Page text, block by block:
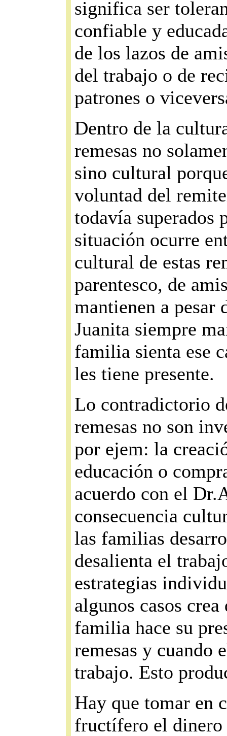
significa ser
confiable y
de los lazos de
del trabajo o de
patrones o
Dentro de la
remesas no
sino cultural
voluntad del
todavía superados
situación ocurre
cultural de estas
parentesco, de
mantienen a pesar
Juanita siempre
familia sienta ese
les tiene presente.
Lo contradictorio
remesas no son
por ejem: la
educación o
acuerdo con el
consecuencia
las familias
desalienta el
estrategias
algunos casos
familia hace su
remesas y cuando
trabajo. Esto
Hay que tomar en
fructífero el dinero